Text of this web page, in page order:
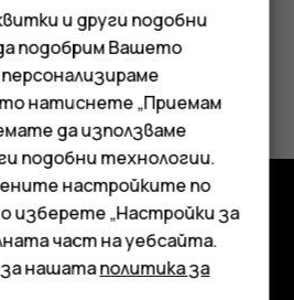
телефони
този отговор?
и други подобни
подобрим Вашето
натиснете „Приемам
да използваме
подобни технологии.
настройките по
изберете „Настройки за
част на уебсайта.
нашатаполитика за